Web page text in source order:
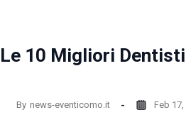
Le 10 Migliori
By news-eventicomo.it Feb 17,